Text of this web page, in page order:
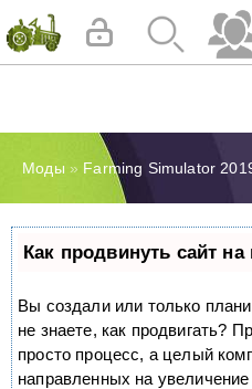
Моды » Farming Simulator
Как продвинуть сайт
Вы создали или только
не знаете, как продвигать?
просто процесс, а целый
направленных на